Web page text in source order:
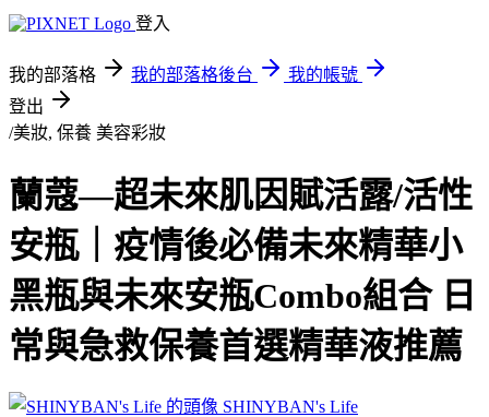
登入
我的部落格 我的部落格後台
我的帳號
登出
/美妝, 保養 美容彩妝
蘭蔻—超未來肌因賦活露/活性
安瓶｜疫情後必備未來精華小
黑瓶與未來安瓶Combo組合 日
常與急救保養首選精華液推薦
SHINYBAN's Life